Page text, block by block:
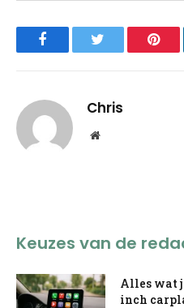
Facebook
Chris
Website
Keuzes van de
Alles wat
inch